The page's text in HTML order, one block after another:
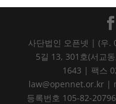
사단법인 오픈넷 | (우.
5길 13, 301호(서교
1643 | 팩스
law@opennet.or.kr |
등록번호 105-82-